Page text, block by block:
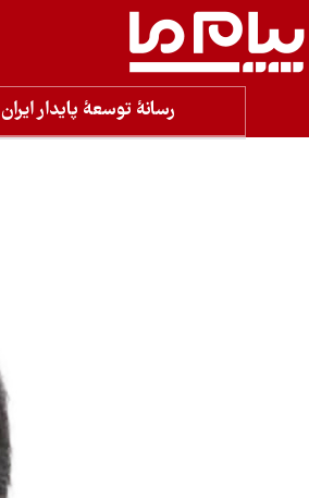
رسانۀ توسعۀ پایدار ایران